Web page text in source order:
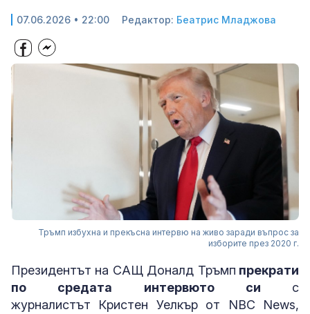
07.06.2026 • 22:00 Редактор: Беатрис Младжова
Тръмп избухна и прекъсна интервю на живо заради въпрос за
изборите през 2020 г.
Президентът на САЩ Доналд Тръмп прекрати
по средата интервюто си с
журналистът Кристен Уелкър от NBC News,